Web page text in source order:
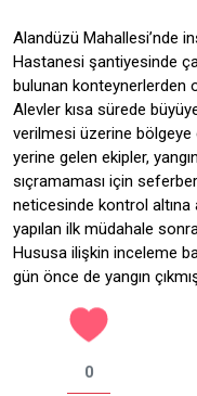
Alandüzü Mahallesi’nde
Hastanesi şantiyesinde
bulunan konteynerlerden
Alevler kısa sürede
verilmesi üzerine bölgeye
yerine gelen ekipler,
sıçramaması için
neticesinde kontrol altına
yapılan ilk müdahale
Hususa ilişkin inceleme
gün önce de yangın
0